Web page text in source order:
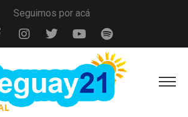
Seguimos por acá